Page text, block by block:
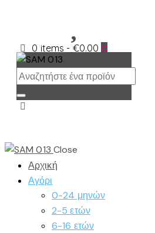
0 items - €0.00 0
Close
Αρχική
Αγόρι
0-24 μηνών
2-5 ετών
6-16 ετών